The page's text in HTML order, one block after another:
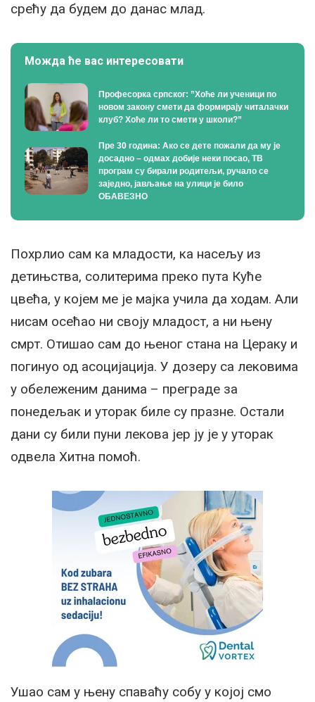
срећу да будем до данас млад.
Можда ће вас интересовати
Професорка српског: ”Хоће ли ученици по
новом закону смети да формирају читалачки
клуб? Хоће ли то смети у школи?”
Пре 30 година: Ако се дете пожали да му је
досадно – одмах добије неки посао, ТВ
програм су бирали родитељи, ручало се
заједно, јављање на улици је било
ОБАВЕЗНО
Похрлио сам ка младости, ка насељу из
детињства, солитерима преко пута Куће
цвећа, у којем ме је мајка учила да ходам. Али
нисам осећао ни своју младост, а ни њену
смрт. Отишао сам до њеног стана на Цераку и
погинуо од асоцијација. У дозеру са лековима
у обележеним данима – преграде за
понедељак и уторак биле су празне. Остали
дани су били пуни лекова јер ју је у уторак
одвела Хитна помоћ.
Ушао сам у њену спаваћу собу у којој смо